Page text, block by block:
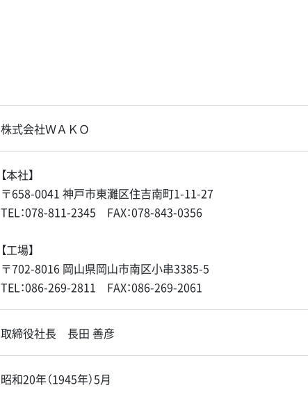
株式会社ＷＡＫＯ
【本社】
〒658-0041 神戸市東灘区住吉南町1-11-27
TEL：078-811-2345 FAX：078-843-0356
【工場】
〒702-8016 岡山県岡山市南区小串3385-5
TEL：086-269-2811 FAX：086-269-2061
取締役社長 長田 善彦
昭和20年（1945年）5月